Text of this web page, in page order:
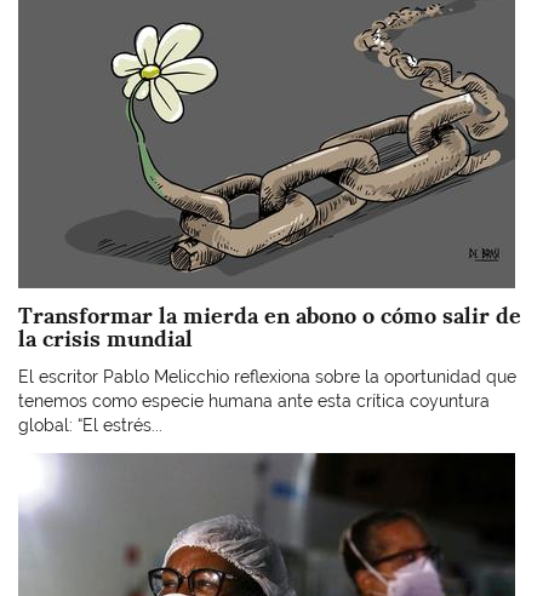
Transformar la mierda en abono o cómo salir de
la crisis mundial
El escritor Pablo Melicchio reflexiona sobre la oportunidad que
tenemos como especie humana ante esta crítica coyuntura
global: “El estrés...